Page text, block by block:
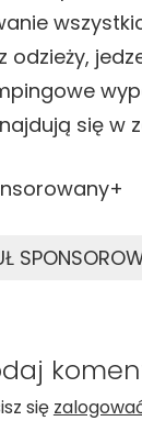
odzieży,
się w
się